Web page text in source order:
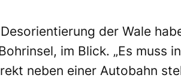
der Wale
im Blick. „Es muss
neben einer Autobahn